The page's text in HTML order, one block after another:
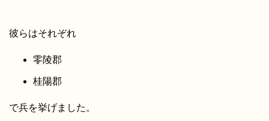
彼らはそれぞれ
零陵郡
桂陽郡
で兵を挙げました。